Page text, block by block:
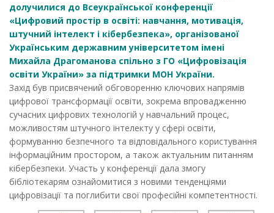
долучилися до Всеукраїнської конференції
«Цифровий простір в освіті: навчання, мотивація,
штучний інтелект і кібербезпека», організованої
Українським державним університетом імені
Михайла Драгоманова спільно з ГО «Цифровізація
освіти України» за підтримки МОН України.
Захід був присвячений обговоренню ключових напрямів
цифрової трансформації освіти, зокрема впровадженню
сучасних цифрових технологій у навчальний процес,
можливостям штучного інтелекту у сфері освіти,
формуванню безпечного та відповідального користування
інформаційним простором, а також актуальним питанням
кібербезпеки. Участь у конференції дала змогу
бібліотекарям ознайомитися з новими тенденціями
цифровізації та поглибити свої професійні компетентності.